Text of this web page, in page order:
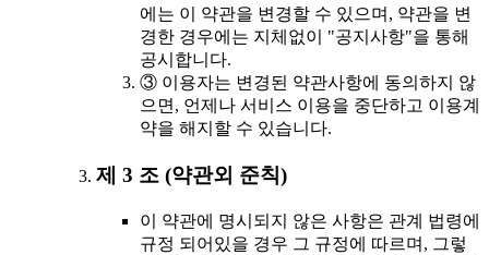
에는 이 약관을 변경할 수 있으며, 약관을 변
경한 경우에는 지체없이 "공지사항"을 통해
공시합니다.
③ 이용자는 변경된 약관사항에 동의하지 않
으면, 언제나 서비스 이용을 중단하고 이용계
약을 해지할 수 있습니다.
제 3 조 (약관외 준칙)
이 약관에 명시되지 않은 사항은 관계 법령에
규정 되어있을 경우 그 규정에 따르며, 그렇